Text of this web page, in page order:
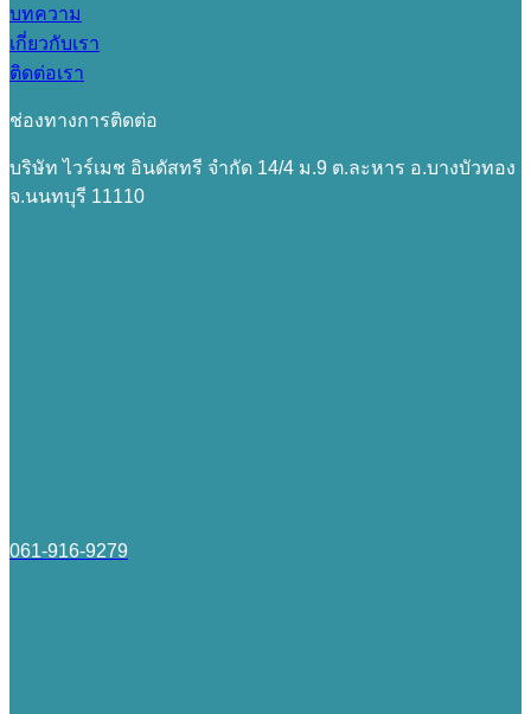
บทความ
เกี่ยวกับเรา
ติดต่อเรา
ช่องทางการติดต่อ
บริษัท ไวร์เมช อินดัสทรี จำกัด 14/4 ม.9 ต.ละหาร อ.บางบัวทอง
จ.นนทบุรี 11110
061-916-9279